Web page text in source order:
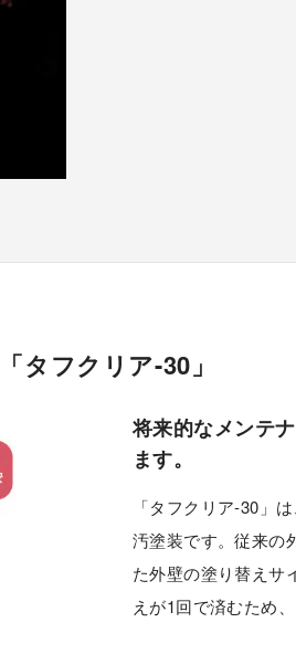
タフクリア-30」
将来的なメンテ
ます。
「タフクリア‐30」
汚塗装です。従来の
た外壁の塗り替えサ
えが1回で済むため